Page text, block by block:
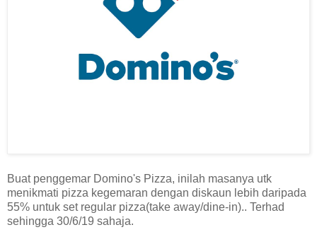
Buat penggemar Domino's Pizza, inilah masanya utk
menikmati pizza kegemaran dengan diskaun lebih daripada
55% untuk set regular pizza(take away/dine-in).. Terhad
sehingga 30/6/19 sahaja.